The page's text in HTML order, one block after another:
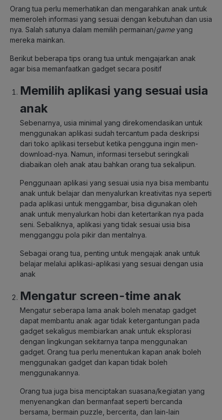
Orang tua perlu memerhatikan dan mengarahkan anak untuk
memeroleh informasi yang sesuai dengan kebutuhan dan usia
nya. Salah satunya dalam memilih permainan/gameyang
mereka mainkan.
Berikut beberapa tips orang tua untuk mengajarkan anak
agar bisa memanfaatkan gadget secara positif
Memilih aplikasi yang sesuai usia
anak
Sebenarnya, usia minimal yang direkomendasikan untuk
menggunakan aplikasi sudah tercantum pada deskripsi
dari toko aplikasi tersebut ketika pengguna ingin men-
download-nya. Namun, informasi tersebut seringkali
diabaikan oleh anak atau bahkan orang tua sekalipun.
Penggunaan aplikasi yang sesuai usia nya bisa membantu
anak untuk belajar dan menyalurkan kreativitas nya seperti
pada aplikasi untuk menggambar, bisa digunakan oleh
anak untuk menyalurkan hobi dan ketertarikan nya pada
seni. Sebaliknya, aplikasi yang tidak sesuai usia bisa
mengganggu pola pikir dan mentalnya.
Sebagai orang tua, penting untuk mengajak anak untuk
belajar melalui aplikasi-aplikasi yang sesuai dengan usia
anak
Mengatur screen-time anak
Mengatur seberapa lama anak boleh menatap gadget
dapat membantu anak agar tidak ketergantungan pada
gadget sekaligus membiarkan anak untuk eksplorasi
dengan lingkungan sekitarnya tanpa menggunakan
gadget. Orang tua perlu menentukan kapan anak boleh
menggunakan gadget dan kapan tidak boleh
menggunakannya.
Orang tua juga bisa menciptakan suasana/kegiatan yang
menyenangkan dan bermanfaat seperti bercanda
bersama, bermain puzzle, bercerita, dan lain-lain